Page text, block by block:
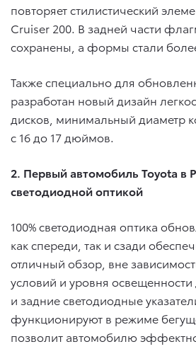
повторяет стилистический
Cruiser 200. В задней части
сохранены, а формы стали
Также специально для
разработан новый дизайн
дисков, минимальный диаметр
с 16 до 17 дюймов.
2. Первый автомобиль Toyota в
светодиодной оптикой
100% светодиодная оптика
как спереди, так и сзади
отличный обзор, вне
условий и уровня
и задние светодиодные
функционируют в режиме
позволит автомобилю